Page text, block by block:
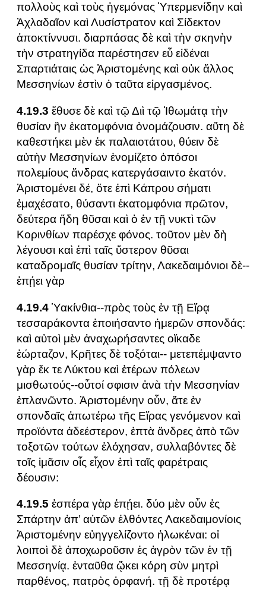
πολλοὺς καὶ τοὺς ἡγεμόνας Ὑπερμενίδην καὶ
Ἀχλαδαῖον καὶ Λυσίστρατον καὶ Σίδεκτον
ἀποκτίννυσι. διαρπάσας δὲ καὶ τὴν σκηνὴν
τὴν στρατηγίδα παρέστησεν εὖ εἰδέναι
Σπαρτιάταις ὡς Ἀριστομένης καὶ οὐκ ἄλλος
Μεσσηνίων ἐστὶν ὁ ταῦτα εἰργασμένος.
4.19.3 ἔθυσε δὲ καὶ τῷ Διὶ τῷ Ἰθωμάτᾳ τὴν
θυσίαν ἣν ἑκατομφόνια ὀνομάζουσιν. αὕτη δὲ
καθεστήκει μὲν ἐκ παλαιοτάτου, θύειν δὲ
αὐτὴν Μεσσηνίων ἐνομίζετο ὁπόσοι
πολεμίους ἄνδρας κατεργάσαιντο ἑκατόν.
Ἀριστομένει δέ, ὅτε ἐπὶ Κάπρου σήματι
ἐμαχέσατο, θύσαντι ἑκατομφόνια πρῶτον,
δεύτερα ἤδη θῦσαι καὶ ὁ ἐν τῇ νυκτὶ τῶν
Κορινθίων παρέσχε φόνος. τοῦτον μὲν δὴ
λέγουσι καὶ ἐπὶ ταῖς ὕστερον θῦσαι
καταδρομαῖς θυσίαν τρίτην, Λακεδαιμόνιοι δὲ--
ἐπῄει γὰρ
4.19.4 Ὑακίνθια--πρὸς τοὺς ἐν τῇ Εἴρᾳ
τεσσαράκοντα ἐποιήσαντο ἡμερῶν σπονδάς:
καὶ αὐτοὶ μὲν ἀναχωρήσαντες οἴκαδε
ἑώρταζον, Κρῆτες δὲ τοξόται-- μετεπέμψαντο
γὰρ ἔκ τε Λύκτου καὶ ἑτέρων πόλεων
μισθωτούς--οὗτοί σφισιν ἀνὰ τὴν Μεσσηνίαν
ἐπλανῶντο. Ἀριστομένην οὖν, ἅτε ἐν
σπονδαῖς ἀπωτέρω τῆς Εἴρας γενόμενον καὶ
προϊόντα ἀδεέστερον, ἑπτὰ ἄνδρες ἀπὸ τῶν
τοξοτῶν τούτων ἐλόχησαν, συλλαβόντες δὲ
τοῖς ἱμᾶσιν οἷς εἶχον ἐπὶ ταῖς φαρέτραις
δέουσιν:
4.19.5 ἑσπέρα γὰρ ἐπῄει. δύο μὲν οὖν ἐς
Σπάρτην ἀπ’ αὐτῶν ἐλθόντες Λακεδαιμονίοις
Ἀριστομένην εὐηγγελίζοντο ἡλωκέναι: οἱ
λοιποὶ δὲ ἀποχωροῦσιν ἐς ἀγρὸν τῶν ἐν τῇ
Μεσσηνίᾳ. ἐνταῦθα ᾤκει κόρη σὺν μητρὶ
παρθένος, πατρὸς ὀρφανή. τῇ δὲ προτέρᾳ